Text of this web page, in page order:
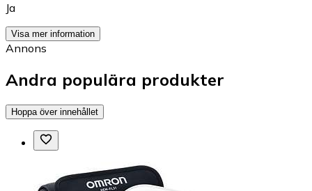
Ja
Visa mer information
Annons
Andra populära produkter
Hoppa över innehållet